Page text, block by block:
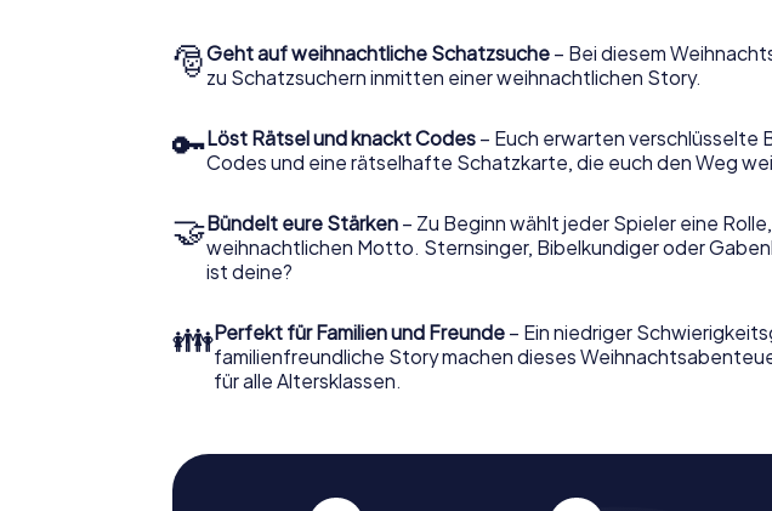
🎅Geht auf weihnachtliche Schatzsuche – Bei diesem
zu Schatzsuchern inmitten einer weihnachtlichen Story.
🔑Löst Rätsel und knackt Codes – Euch erwarten verschlüsselte
Codes und eine rätselhafte Schatzkarte, die euch den Weg
🤝Bündelt eure Stärken – Zu Beginn wählt jeder Spieler eine
weihnachtlichen Motto. Sternsinger, Bibelkundiger oder
ist deine?
👪Perfekt für Familien und Freunde – Ein niedriger
familienfreundliche Story machen dieses
für alle Altersklassen.